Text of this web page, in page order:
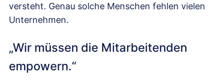
versteht. Genau solche Menschen fehlen vielen
Unternehmen.
„Wir müssen die Mitarbeitenden
empowern.“